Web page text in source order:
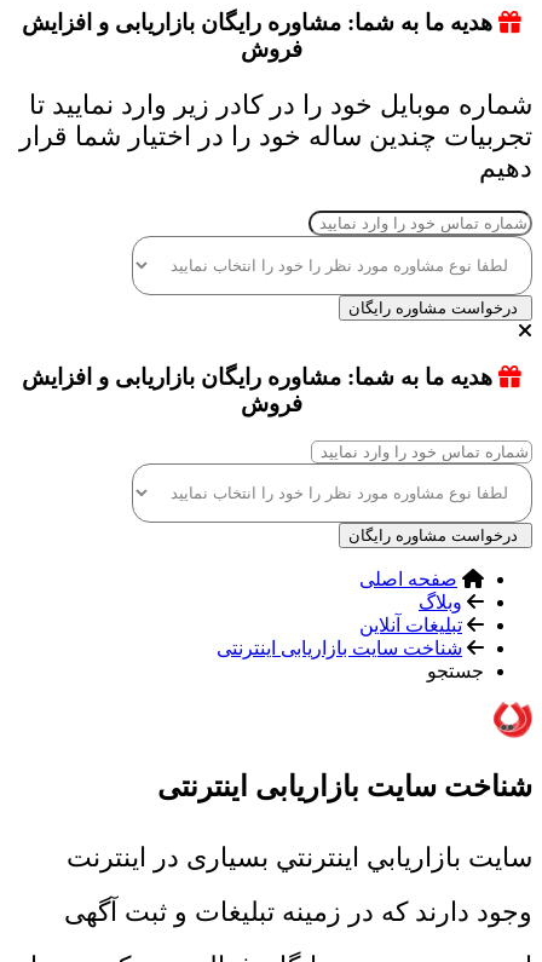
هدیه ما به شما: مشاوره رایگان بازاریابی و افزایش
فروش
شماره موبایل خود را در کادر زیر وارد نمایید تا
تجربیات چندین ساله خود را در اختیار شما قرار
دهیم
درخواست مشاوره رایگان
هدیه ما به شما: مشاوره رایگان بازاریابی و افزایش
فروش
درخواست مشاوره رایگان
صفحه اصلی
وبلاگ
تبلیغات آنلاین
شناخت سایت بازاریابی اینترنتی
جستجو
شناخت سایت بازاریابی اینترنتی
سايت بازاريابي اينترنتي بسیاری در اینترنت
وجود دارند که در زمینه تبلیغات و ثبت آگهی